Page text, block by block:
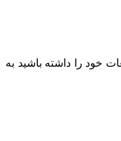
خود را داشته باشید به